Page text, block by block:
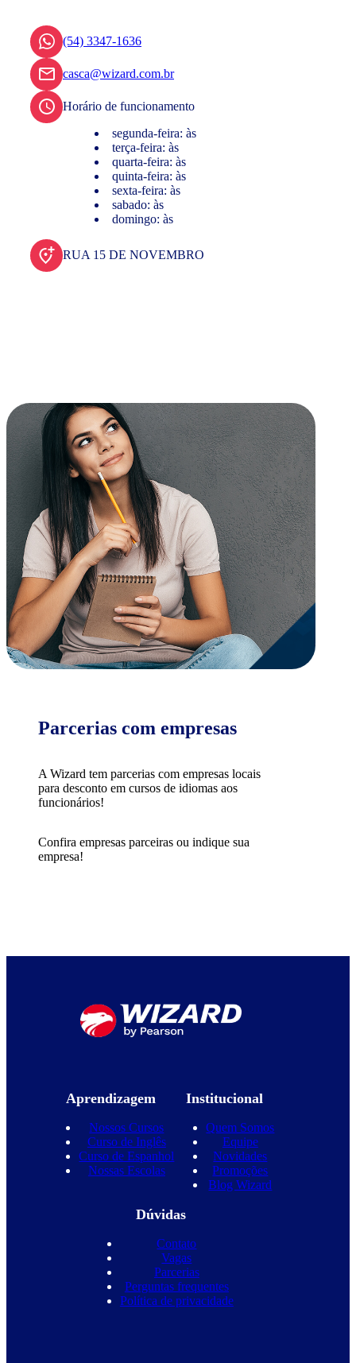
(54) 3347-1636
casca@wizard.com.br
Horário de funcionamento
segunda-feira: às
terça-feira: às
quarta-feira: às
quinta-feira: às
sexta-feira: às
sabado: às
domingo: às
RUA 15 DE NOVEMBRO
Parcerias com empresas
A Wizard tem parcerias com empresas locais
para desconto em cursos de idiomas aos
funcionários!
Confira empresas parceiras ou indique sua
empresa!
Aprendizagem
Nossos Cursos
Curso de Inglês
Curso de Espanhol
Nossas Escolas
Institucional
Quem Somos
Equipe
Novidades
Promoções
Blog Wizard
Dúvidas
Contato
Vagas
Parcerias
Perguntas frequentes
Política de privacidade